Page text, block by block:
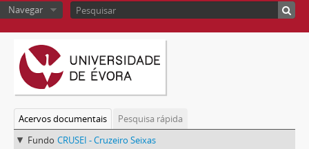
Navegar
Acervos documentais
Pesquisa rápida
Fundo CRUSEI - Cruzeiro Seixas